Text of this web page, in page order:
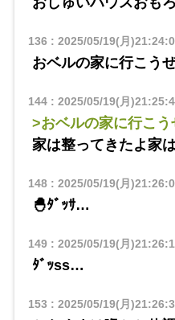
136 : 2025/05/19(月
おベルの家に行こう
144: 2025/05/19(月
>おベルの家に行こう
家は整ってきたよ家は
148: 2025/05/19(月
🐣ﾀﾞｯｻ…
149: 2025/05/19(月
ﾀﾞｯss…
153 : 2025/05/19(月